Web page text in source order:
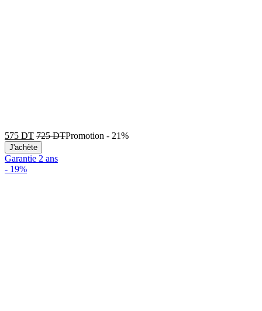
575 DT 725DTPromotion - 21%
J'achète
Garantie 2 ans
- 19%